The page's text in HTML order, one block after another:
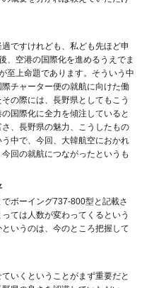
ですけれども、私ども先ほど申
、空港の国際化を進めるうえでま
至上命題であります。そういう中
チャーター便の就航に向けた働
の際には、長野県としてもこう
国際化に全力を傾注していると
、長野県の魅力、こうしたもの
中で、今回、大韓航空におかれ
回の就航につながったというも
ボーイング737-800型と記載さ
ては人数が変わってくるという
いうのは、今のところ把握して
いくということがまず重要だと